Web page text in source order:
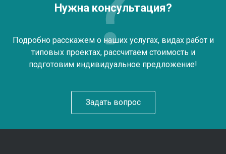
Нужна консультация?
Подробно расскажем о наших услугах, видах работ и
типовых проектах, рассчитаем стоимость и
подготовим индивидуальное предложение!
Задать вопрос